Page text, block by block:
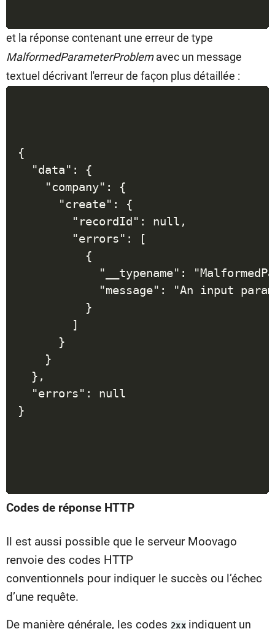
MalformedParameterProblem avec un message
textuel décrivant l'erreur de façon plus détaillée :
{
  "data": {
    "company": {
      "create": {
        "recordId": null,
        "errors": [
          {
"__typename":
"message": "An input
          }
        ]
      }
    }
  },
  "errors": null
}
Codes de réponse HTTP
Il est aussi possible que le serveur Moovago
renvoie des codes HTTP
conventionnels pour indiquer le succès ou l’échec
d’une requête.
De manière générale, les codes 2xx indiquentun